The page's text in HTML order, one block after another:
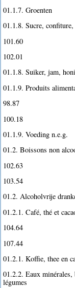
01.1.7. Groenten
01.1.8. Sucre,
101.60
102.01
01.1.8. Suiker, jam,
01.1.9. Produits
98.87
100.18
01.1.9. Voeding n.e.g.
01.2. Boissons non
102.63
103.54
01.2. Alcoholvrije
01.2.1. Café, thé et
104.64
107.44
01.2.1. Koffie, thee en
01.2.2. Eaux
légumes